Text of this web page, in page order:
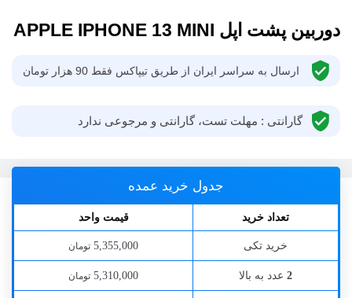
دوربین پشت اپل APPLE IPHONE 13 MINI
ارسال به سراسر ایران از طریق تیپاکس فقط 90 هزار تومان
گارانتی : مهلت تست، گارانتی و مرجوعی ندارد
جدول خرید عمده
تعداد خرید قیمت واحد
خرید تکی 5,355,000 تومان
2 عدد به بالا 5,310,000 تومان